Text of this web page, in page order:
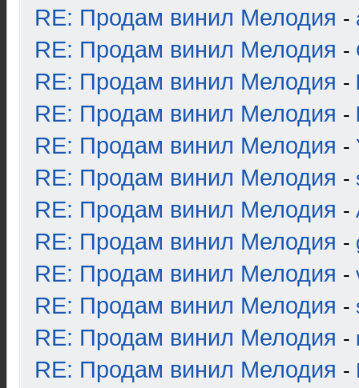
RE: Продам винил Мелодия -
RE: Продам винил Мелодия -
RE: Продам винил Мелодия -
RE: Продам винил Мелодия -
RE: Продам винил Мелодия -
RE: Продам винил Мелодия -
RE: Продам винил Мелодия -
RE: Продам винил Мелодия -
RE: Продам винил Мелодия -
RE: Продам винил Мелодия -
RE: Продам винил Мелодия -
RE: Продам винил Мелодия -